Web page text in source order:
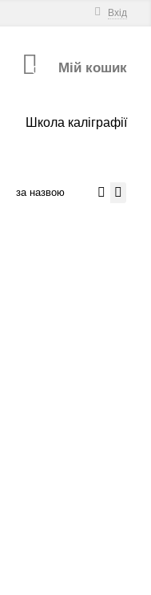
Вхід
0 Мій кошик
Школа каліграфії
за назвою